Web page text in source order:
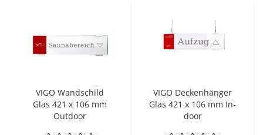
VIGO Wand­schild
Glas 421 x 106 mm
Out­door
VIGO De­cken­hän­ger
Glas 421 x 106 mm In­
door